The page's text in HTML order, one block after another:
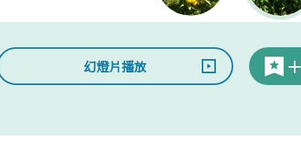
幻燈片播放